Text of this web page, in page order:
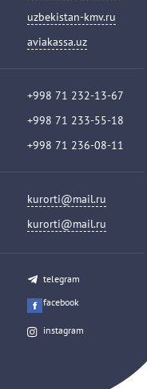
uzbekistan-kmv.ru
aviakassa.uz
+998 71 232-13-67
+998 71 233-55-18
+998 71 236-08-11
kurorti@mail.ru
kurorti@mail.ru
telegram
facebook
instagram